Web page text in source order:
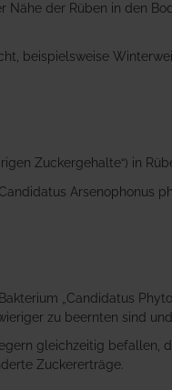
der Rüben in den
beispielsweise
Zuckergehalte“) in
„Candidatus
zu beernten sind
gleichzeitig
Zuckererträge.